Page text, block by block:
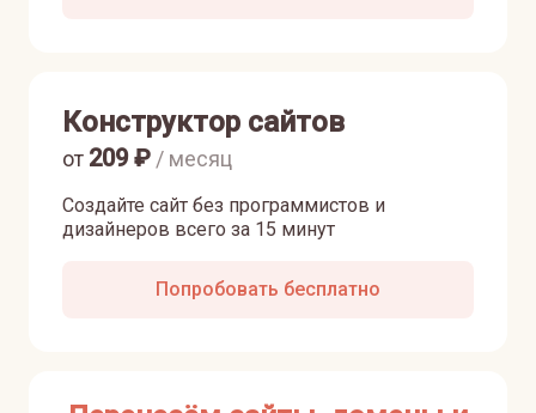
Конструктор сайтов
Создайте сайт без программистов и
дизайнеров всего за 15 минут
от 209₽ / месяц
Попробовать бесплатно